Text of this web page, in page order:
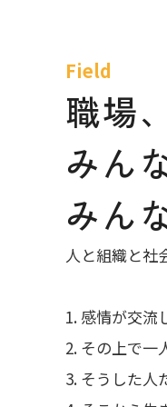
Field
職場
みん
みん
人と組織と社
1. 感情が交流
2. その上で一
3. そうした人